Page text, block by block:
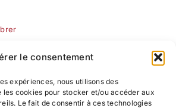
le consentement
expériences, nous utilisons des
les cookies pour stocker et/ou accéder aux
Le fait de consentir à ces technologies